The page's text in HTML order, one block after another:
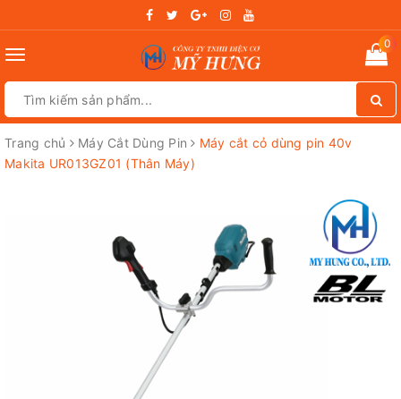
Toggle
0
Trang chủ Máy Cắt Dùng Pin
Máy cắt cỏ dùng pin 40v
Makita UR013GZ01 (Thân Máy)